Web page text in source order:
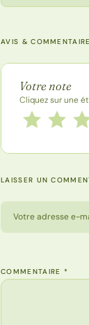
AVIS &
Note de la
Votre note
Cliquez sur une
Notez cette
3
2
1 étoile
LAISSER UN
Votre adresse e-
COMMENTAIRE *